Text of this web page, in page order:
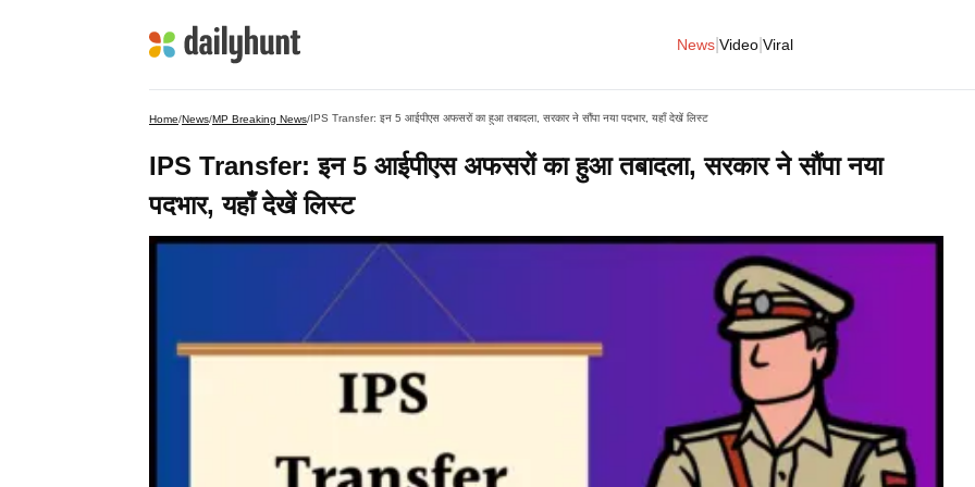
News Video Viral
Home/News/MP Breaking News/IPS Transfer: इन 5 आईपीएस अफसरों का हुआ तबादला, सरकार ने सौंपा नया पदभार, यहाँ देखें लिस्ट
IPS Transfer: इन 5 आईपीएस अफसरों का हुआ तबादला, सरकार ने सौंपा नया
पदभार, यहाँ देखें लिस्ट